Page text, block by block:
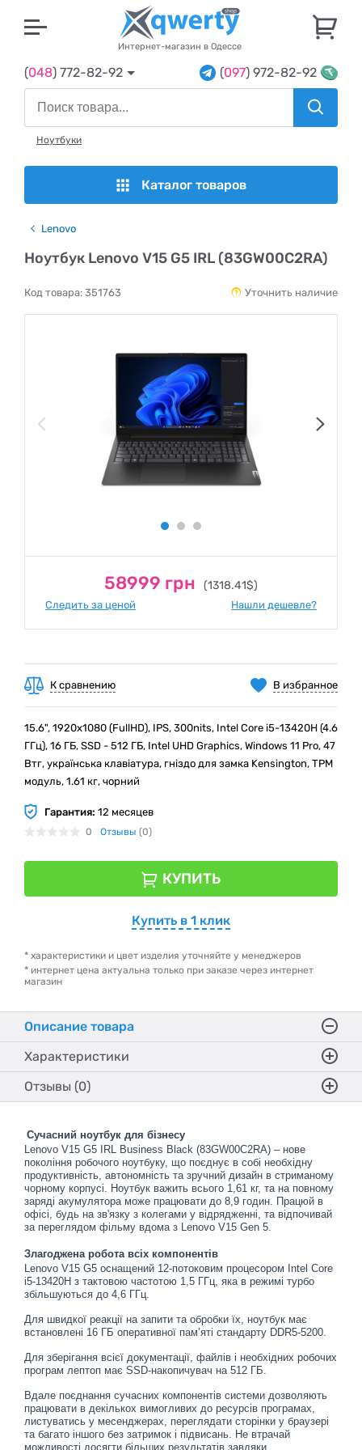
Интернет-магазин в Одессе
(048) 772-82-92 (097) 972-82-92
Ноутбуки
Каталог товаров
Lenovo
Ноутбук Lenovo V15 G5 IRL (83GW00C2RA)
Код товара: 351763 Уточнить наличие
58999 грн (1318.41$)
Следить за ценой Нашли дешевле?
В избранное
К сравнению
15.6", 1920х1080 (FullHD), IPS, 300nits, Intel Core i5-13420H (4.6
ГГц), 16 ГБ, SSD - 512 ГБ, Intel UHD Graphics, Windows 11 Pro, 47
Втг, українська клавіатура, гніздо для замка Kensington, TPM
модуль, 1.61 кг, чорний
Гарантия: 12 месяцев
0 Отзывы (0)
КУПИТЬ
Купить в 1 клик
* характеристики и цвет изделия уточняйте у менеджеров
* интернет цена актуальна только при заказе через интернет
магазин
Описание товара
Характеристики
Отзывы (0)
Сучасний ноутбук для бізнесу
Lenovo V15 G5 IRL Business Black (83GW00C2RA) – нове
покоління робочого ноутбуку, що поєднує в собі необхідну
продуктивність, автономність та зручний дизайн в стриманому
чорному корпусі. Ноутбук важить всього 1,61 кг, та на повному
заряді акумулятора може працювати до 8,9 годин. Працюй в
офісі, будь на зв'язку з колегами у відрядженні, та відпочивай
за переглядом фільму вдома з Lenovo V15 Gen 5.
Злагоджена робота всіх компонентів
Lenovo V15 G5 оснащений 12-потоковим процесором Intel Core
i5-13420H з тактовою частотою 1,5 ГГц, яка в режимі турбо
збільшуються до 4,6 ГГц.
Для швидкої реакції на запити та обробки їх, ноутбук має
встановлені 16 ГБ оперативної пам’яті стандарту DDR5-5200.
Для зберігання всієї документації, файлів і необхідних робочих
програм лептоп має SSD-накопичувач на 512 ГБ.
Вдале поєднання сучасних компонентів системи дозволяють
працювати в декількох вимогливих до ресурсів програмах,
листуватись у месенджерах, переглядати сторінки у браузері
та багато іншого без затримок і підвисань. Не втрачай
можливості досягти більших результатів завдяки